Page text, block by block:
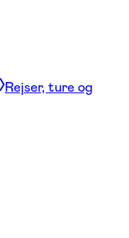
Rejser, ture og